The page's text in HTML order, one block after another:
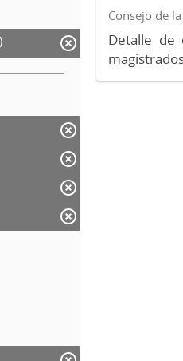
Consejo de
Detalle de